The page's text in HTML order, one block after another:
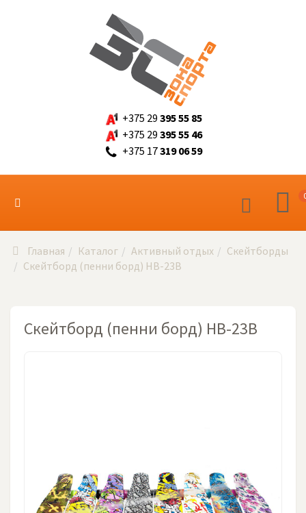
+375 29 395 55 85
+375 29 395 55 46
+375 17319 06 59
Главная Каталог Активный отдых
Скейтборды
Скейтборд (пенни борд) HB-23B
Скейтборд (пенни борд) HB-23B